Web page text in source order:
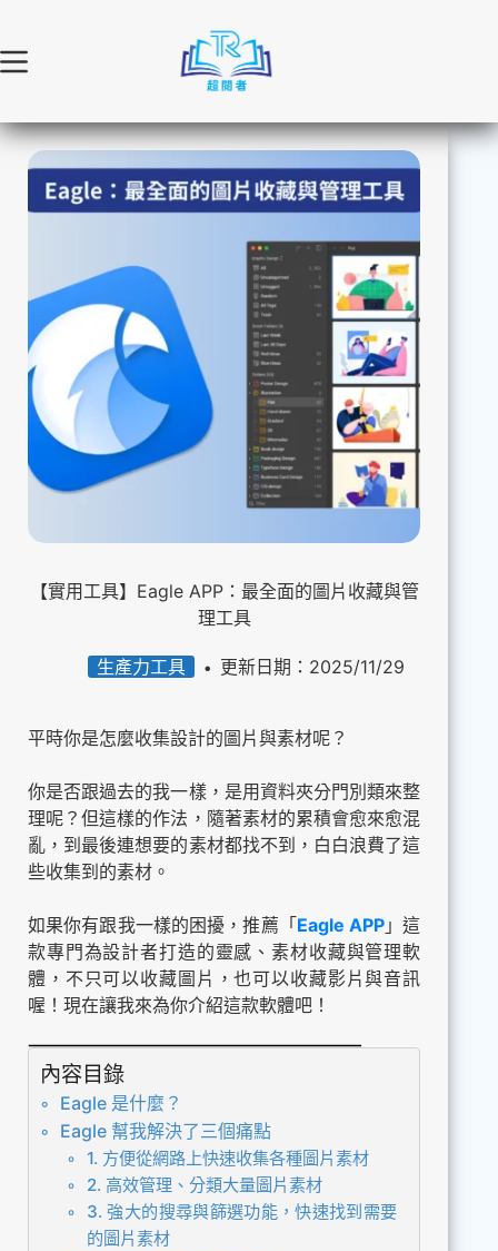
主
內
容
【實用工具】Eagle APP：最全面的圖片收藏與管
理工具
生產力工具 更新日期：2025/11/29
平時你是怎麼收集設計的圖片與素材呢？
你是否跟過去的我一樣，是用資料夾分門別類來整
理呢？但這樣的作法，隨著素材的累積會愈來愈混
亂，到最後連想要的素材都找不到，白白浪費了這
些收集到的素材。
如果你有跟我一樣的困擾，推薦「 Eagle APP」這
款專門為設計者打造的靈感、素材收藏與管理軟
體，不只可以收藏圖片，也可以收藏影片與音訊
喔！現在讓我來為你介紹這款軟體吧！
內容目錄
Eagle 是什麼？
Eagle 幫我解決了三個痛點
1. 方便從網路上快速收集各種圖片素材
2. 高效管理、分類大量圖片素材
3. 強大的搜尋與篩選功能，快速找到需要
的圖片素材